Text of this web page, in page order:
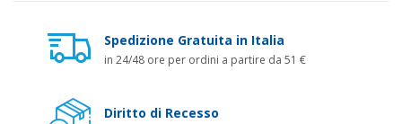
Spedizione Gratuita in Italia
in 24/48 ore per ordini a partire da 51 €
Diritto di Recesso